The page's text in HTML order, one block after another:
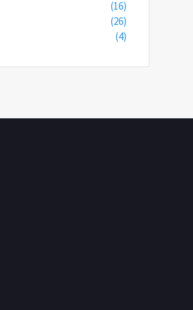
(16)
(26)
(4)